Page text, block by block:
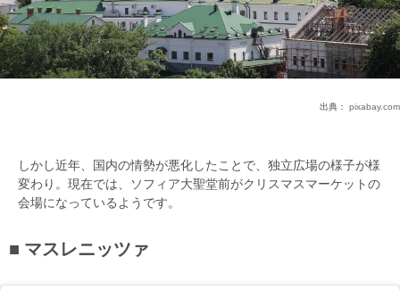
出典： pixabay.com
しかし近年、国内の情勢が悪化したことで、独立広場の様子が様
変わり。現在では、ソフィア大聖堂前がクリスマスマーケットの
会場になっているようです。
マスレニッツァ